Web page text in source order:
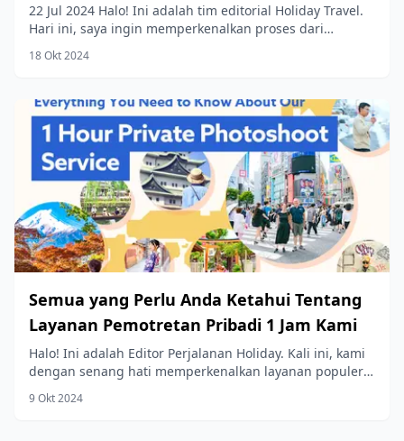
22 Jul 2024 Halo! Ini adalah tim editorial Holiday Travel.
Hari ini, saya ingin memperkenalkan proses dari
18 Okt 2024
Semua yang Perlu Anda Ketahui Tentang
Layanan Pemotretan Pribadi 1 Jam Kami
Halo! Ini adalah Editor Perjalanan Holiday. Kali ini, kami
dengan senang hati memperkenalkan layanan populer
mendetail.
9 Okt 2024